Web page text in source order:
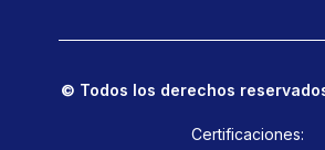
© Todos los derechos reservados
Certificaciones: